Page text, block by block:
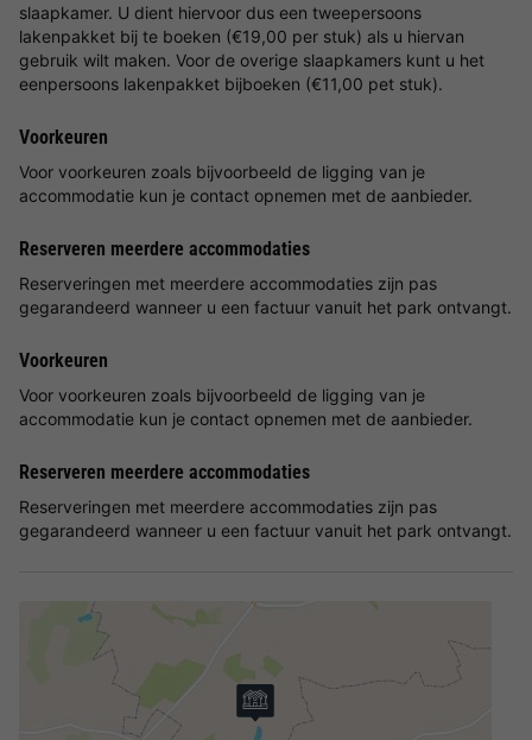
slaapkamer. U dient hiervoor dus een tweepersoons
lakenpakket bij te boeken (€19,00 per stuk) als u hiervan
gebruik wilt maken. Voor de overige slaapkamers kunt u het
eenpersoons lakenpakket bijboeken (€11,00 pet stuk).
Voorkeuren
Voor voorkeuren zoals bijvoorbeeld de ligging van je
accommodatie kun je contact opnemen met de aanbieder.
Reserveren meerdere accommodaties
Reserveringen met meerdere accommodaties zijn pas
gegarandeerd wanneer u een factuur vanuit het park ontvangt.
Voorkeuren
Voor voorkeuren zoals bijvoorbeeld de ligging van je
accommodatie kun je contact opnemen met de aanbieder.
Reserveren meerdere accommodaties
Reserveringen met meerdere accommodaties zijn pas
gegarandeerd wanneer u een factuur vanuit het park ontvangt.